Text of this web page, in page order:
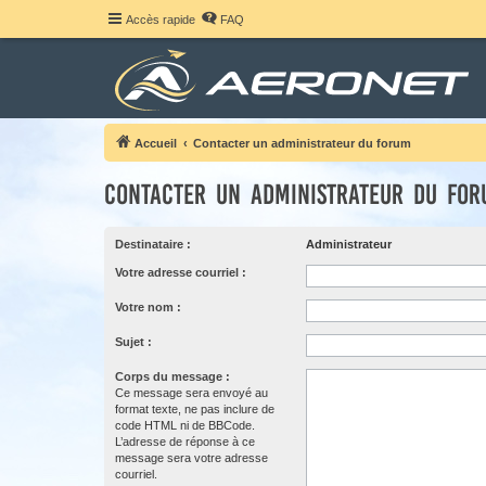
Accès rapide FAQ
Accueil Contacter un administrateur du forum
Contacter un administrateur du
Destinataire : Administrateur
Votre adresse courriel :
Votre nom :
Sujet :
Corps du message :
Ce message sera envoyé au
format texte, ne pas inclure de
code HTML ni de BBCode.
L’adresse de réponse à ce
message sera votre adresse
courriel.